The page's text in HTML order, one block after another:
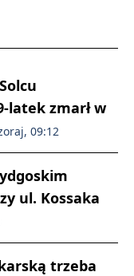
latek zmarł w
09:12
ul. Kossaka
trzeba